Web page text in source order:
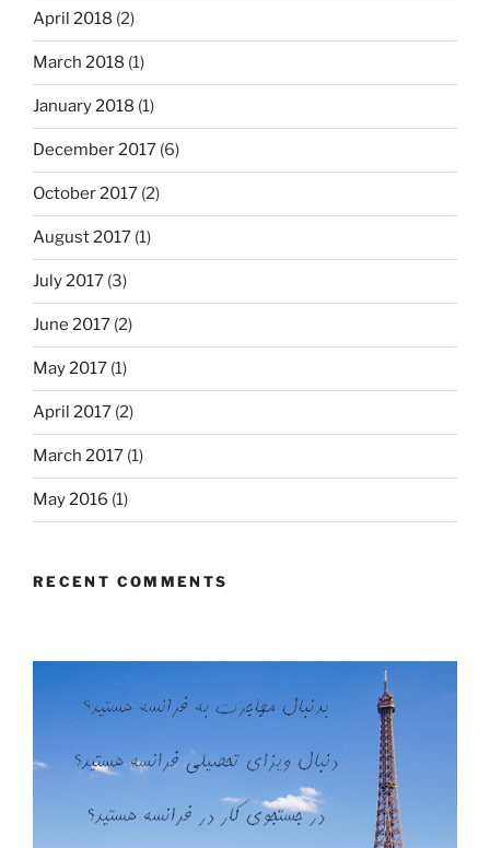
April 2018 (2)
March 2018 (1)
January 2018 (1)
December 2017 (6)
October 2017 (2)
August 2017 (1)
July 2017 (3)
June 2017 (2)
May 2017 (1)
April 2017 (2)
March 2017 (1)
May 2016 (1)
RECENT COMMENTS